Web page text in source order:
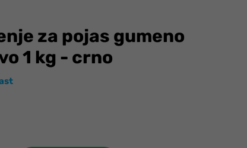
za pojas gumeno
1 kg - crno